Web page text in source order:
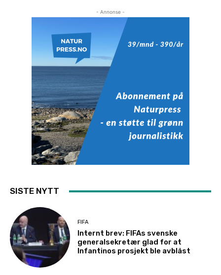
- Annonse -
SISTE NYTT
FIFA
Internt brev: FIFAs svenske
generalsekretær glad for at
Infantinos prosjekt ble avblåst